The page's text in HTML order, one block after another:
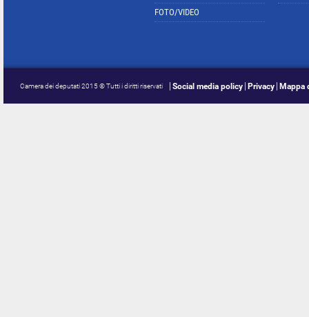
FOTO/VIDEO
Camera dei deputati 2015 © Tutti i diritti riservati Social media policy Privacy Mappa